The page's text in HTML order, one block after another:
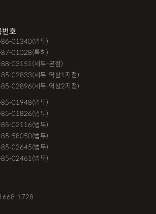
번호
86-01340(법무)
01028(특허)
03151(세무-본점)
02833(세무-역삼1지점)
02896(세무-역삼2지점)
85-01948(법무)
85-01826(법무)
85-02116(법무)
85-58050(법무)
85-02645(법무)
85-02461(법무)
1668-1728